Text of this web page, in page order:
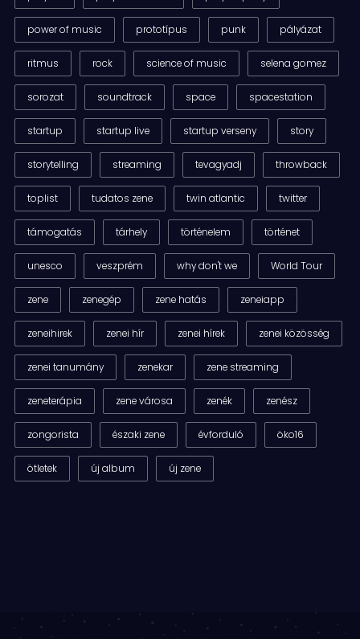
power of music prototípus punk pályázat
ritmus rock science of music selena gomez
sorozat soundtrack space spacestation
startup startup live startup verseny story
storytelling streaming tevagyadj throwback
toplist tudatos zene twin atlantic twitter
támogatás tárhely történelem történet
unesco veszprém why don't we World Tour
zene zenegép zene hatás zeneiapp
zeneihirek zenei hír zenei hírek zenei közösség
zenei tanumány zenekar zene streaming
zeneterápia zene városa zenék zenész
zongorista északi zene évforduló öko16
ötletek új album új zene